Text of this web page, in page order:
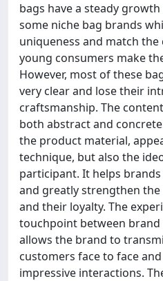
bags have a steady
some niche bag brands
uniqueness and match
young consumers make
However, most of these
very clear and lose their
craftsmanship. The
both abstract and
the product material,
technique, but also the
participant. It helps
and greatly strengthen
and their loyalty. The
touchpoint between
allows the brand to
customers face to face
impressive interactions.